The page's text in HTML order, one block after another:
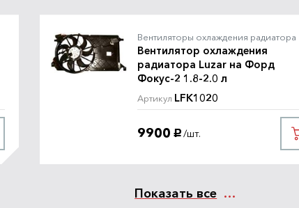
производства
Вентиляторы охлаждения радиатора
Вентилятор охлаждения
радиатора Luzar на Форд
Фокус-2 1.8-2.0 л
Артикул LFK1020
9900 руб. /шт.
Показать все